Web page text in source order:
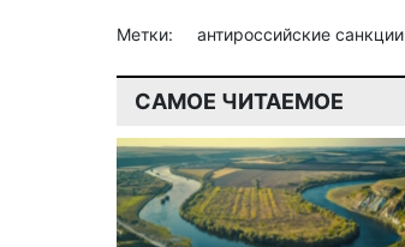
Метки: антироссийские санкции
САМОЕ ЧИТАЕМОЕ